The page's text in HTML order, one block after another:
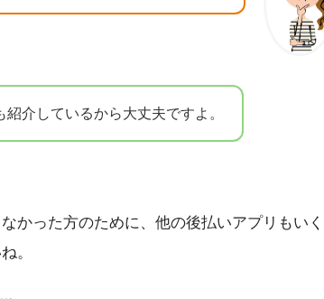
介しているから大丈夫ですよ。
かった方のために、他の後払いアプリもいく
。